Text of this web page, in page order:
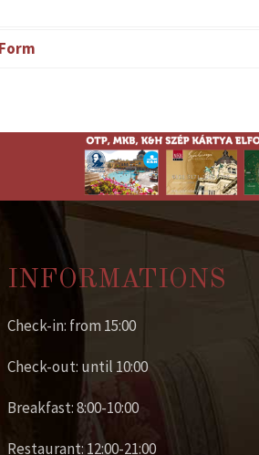
Required field
Name
Email*
Subject*
*
INFORMATIONS
Check-in: from 15:00
Check-out: until 10:00
Breakfast: 8:00-10:00
Restaurant: 12:00-21:00